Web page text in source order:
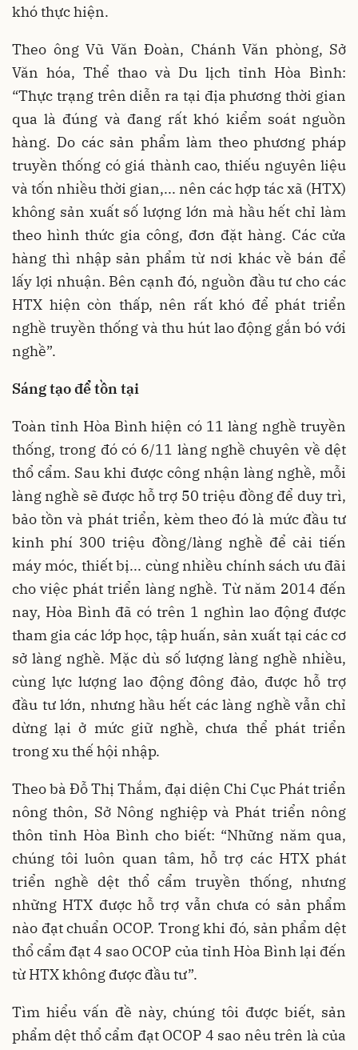
khó thực hiện.
Theo ông Vũ Văn Đoàn, Chánh Văn phòng, Sở
Văn hóa, Thể thao và Du lịch tỉnh Hòa Bình:
“Thực trạng trên diễn ra tại địa phương thời gian
qua là đúng và đang rất khó kiểm soát nguồn
hàng. Do các sản phẩm làm theo phương pháp
truyền thống có giá thành cao, thiếu nguyên liệu
và tốn nhiều thời gian,... nên các hợp tác xã (HTX)
không sản xuất số lượng lớn mà hầu hết chỉ làm
theo hình thức gia công, đơn đặt hàng. Các cửa
hàng thì nhập sản phẩm từ nơi khác về bán để
lấy lợi nhuận. Bên cạnh đó, nguồn đầu tư cho các
HTX hiện còn thấp, nên rất khó để phát triển
nghề truyền thống và thu hút lao động gắn bó với
nghề”.
Sáng tạo để tồn tại
Toàn tỉnh Hòa Bình hiện có 11 làng nghề truyền
thống, trong đó có 6/11 làng nghề chuyên về dệt
thổ cẩm. Sau khi được công nhận làng nghề, mỗi
làng nghề sẽ được hỗ trợ 50 triệu đồng để duy trì,
bảo tồn và phát triển, kèm theo đó là mức đầu tư
kinh phí 300 triệu đồng/làng nghề để cải tiến
máy móc, thiết bị... cùng nhiều chính sách ưu đãi
cho việc phát triển làng nghề. Từ năm 2014 đến
nay, Hòa Bình đã có trên 1 nghìn lao động được
tham gia các lớp học, tập huấn, sản xuất tại các cơ
sở làng nghề. Mặc dù số lượng làng nghề nhiều,
cùng lực lượng lao động đông đảo, được hỗ trợ
đầu tư lớn, nhưng hầu hết các làng nghề vẫn chỉ
dừng lại ở mức giữ nghề, chưa thể phát triển
trong xu thế hội nhập.
Theo bà Đỗ Thị Thắm, đại diện Chi Cục Phát triển
nông thôn, Sở Nông nghiệp và Phát triển nông
thôn tỉnh Hòa Bình cho biết: “Những năm qua,
chúng tôi luôn quan tâm, hỗ trợ các HTX phát
triển nghề dệt thổ cẩm truyền thống, nhưng
những HTX được hỗ trợ vẫn chưa có sản phẩm
nào đạt chuẩn OCOP. Trong khi đó, sản phẩm dệt
thổ cẩm đạt 4 sao OCOP của tỉnh Hòa Bình lại đến
từ HTX không được đầu tư”.
Tìm hiểu vấn đề này, chúng tôi được biết, sản
phẩm dệt thổ cẩm đạt OCOP 4 sao nêu trên là của